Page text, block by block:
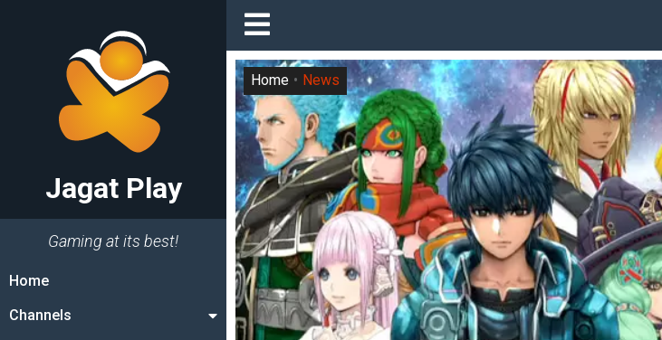
Jagat Play
Gaming at its best!
Home
Channels
Home News